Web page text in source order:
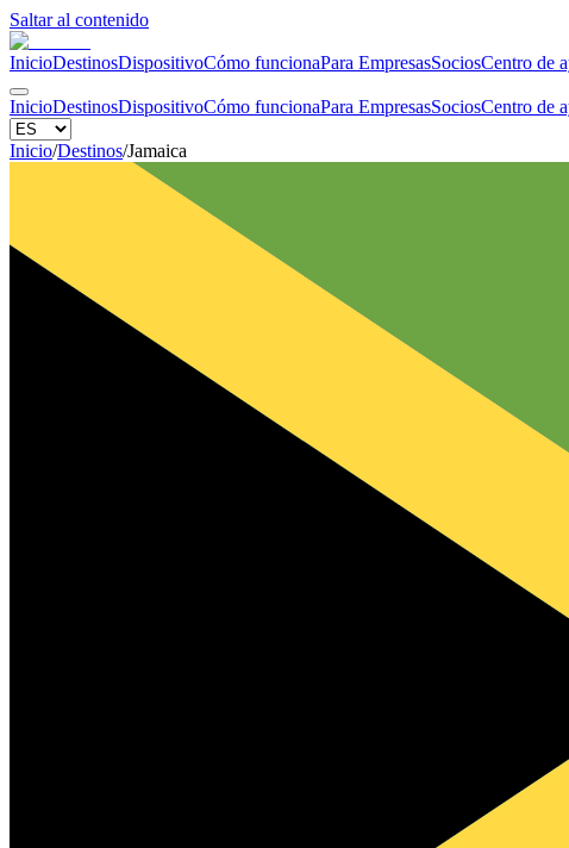
Saltar al contenido
InicioDestinosDispositivoCómo funcionaPara EmpresasSociosCentro de
InicioDestinosDispositivoCómo funcionaPara EmpresasSociosCentro de
Inicio/Destinos/Jamaica